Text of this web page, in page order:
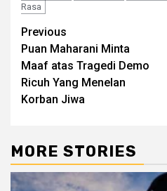
Rasa
Continue
Reading
Previous
Puan Maharani Minta
Maaf atas Tragedi Demo
Ricuh Yang Menelan
Korban Jiwa
MORE STORIES